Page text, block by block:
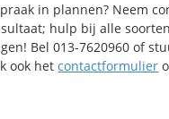
in plannen? Neem
hulp bij alle
Bel 013-7620960 of
ook hetcontactformulier